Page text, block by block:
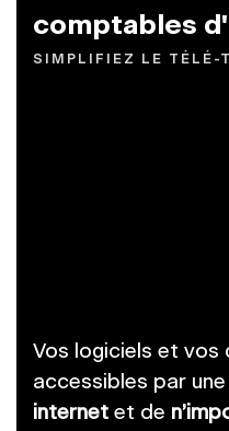
comptables
SIMPLIFIEZ LE TÉLÉ-
Vos logiciels et vos
accessibles par une
internet et de